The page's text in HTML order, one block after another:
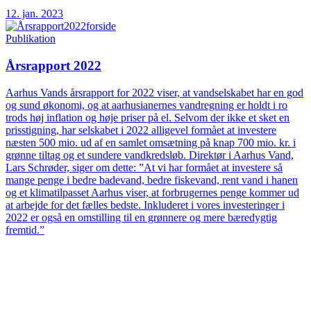
12. jan. 2023
Publikation
Årsrapport 2022
Aarhus Vands årsrapport for 2022 viser, at vandselskabet har en god
og sund økonomi, og at aarhusianernes vandregning er holdt i ro
trods høj inflation og høje priser på el. Selvom der ikke et sket en
prisstigning, har selskabet i 2022 alligevel formået at investere
næsten 500 mio. ud af en samlet omsætning på knap 700 mio. kr. i
grønne tiltag og et sundere vandkredsløb. Direktør i Aarhus Vand,
Lars Schrøder, siger om dette: ”At vi har formået at investere så
mange penge i bedre badevand, bedre fiskevand, rent vand i hanen
og et klimatilpasset Aarhus viser, at forbrugernes penge kommer ud
at arbejde for det fælles bedste. Inkluderet i vores investeringer i
2022 er også en omstilling til en grønnere og mere bæredygtig
fremtid.”